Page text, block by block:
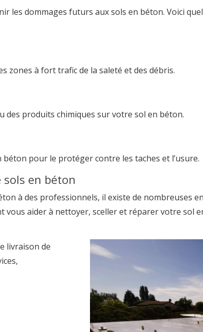
les dommages futurs aux sols en béton. Voici
zones à fort trafic de la saleté et des débris.
des produits chimiques sur votre sol en béton.
pour le protéger contre les taches et l’usure.
sols en béton
à des professionnels, il existe de nombreuses
vous aider à nettoyer, sceller et réparer votre sol
livraison de